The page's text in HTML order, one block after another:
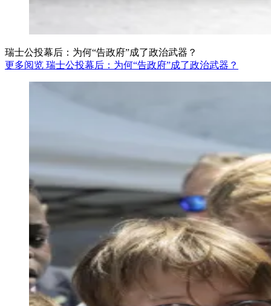
瑞士公投幕后：为何“告政府”成了政治武器？
更多阅览 瑞士公投幕后：为何“告政府”成了政治武器？